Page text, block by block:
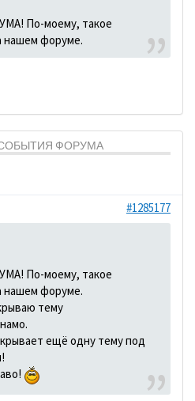
По-моему, такое
нашем форуме.
СОБЫТИЯ ФОРУМА
#1285177
По-моему, такое
нашем форуме.
тему
ещё одну тему под